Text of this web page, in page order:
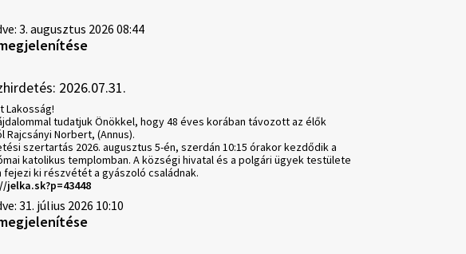
3. augusztus 2026 08:44
2026.07.31.
Lakosság!
tudatjuk Önökkel, hogy 48 éves korában távozott az élők
Rajcsányi Norbert, (Annus).
szertartás 2026. augusztus 5-én, szerdán 10:15 órakor kezdődik a
katolikus templomban. A községi hivatal és a polgári ügyek testülete
fejezi ki részvétét a gyászoló családnak.
31. július 2026 10:10